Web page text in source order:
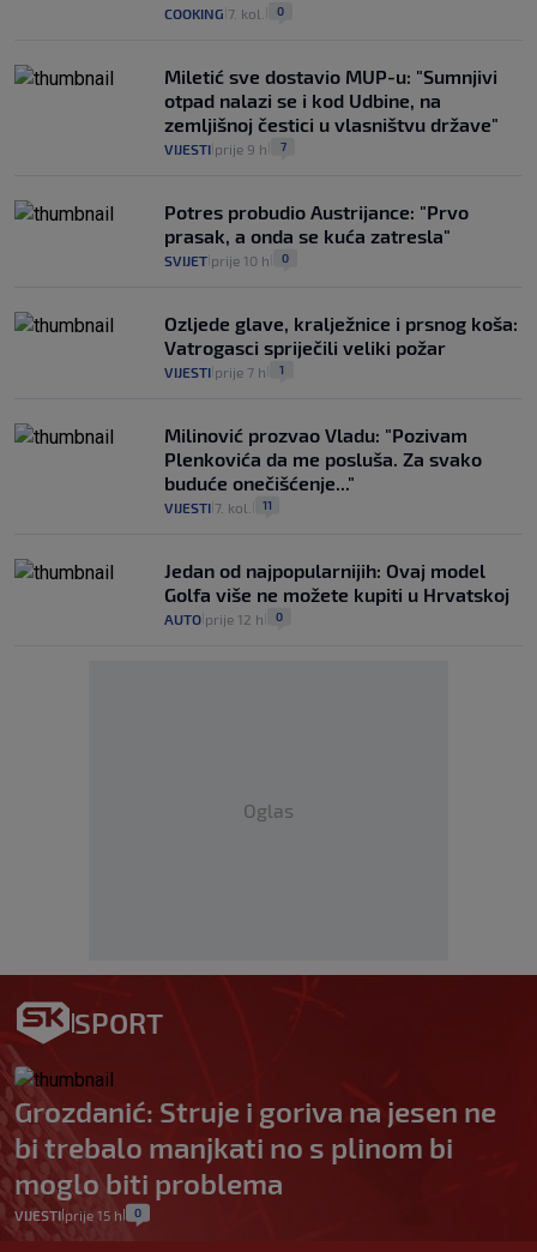
COOKING 7. kol. 0
Miletić sve dostavio MUP-u: "Sumnjivi
otpad nalazi se i kod Udbine, na
zemljišnoj čestici u vlasništvu države"
VIJESTI prije 9 h 7
Potres probudio Austrijance: "Prvo
prasak, a onda se kuća zatresla"
SVIJET prije 10 h 0
Ozljede glave, kralježnice i prsnog koša:
Vatrogasci spriječili veliki požar
VIJESTI prije 7 h 1
Milinović prozvao Vladu: "Pozivam
Plenkovića da me posluša. Za svako
buduće onečišćenje..."
VIJESTI 7. kol. 11
Jedan od najpopularnijih: Ovaj model
Golfa više ne možete kupiti u Hrvatskoj
AUTO prije 12 h 0
Oglas
SPORT
Grozdanić: Struje i goriva na jesen ne
bi trebalo manjkati no s plinom bi
moglo biti problema
VIJESTI| prije 15 h 0